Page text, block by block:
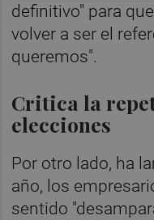
definitivo" para
volver a ser el
queremos".
Critica la
elecciones
Por otro lado, ha
año, los
sentido